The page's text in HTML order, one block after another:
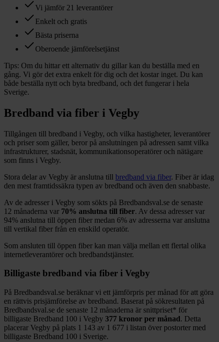
Vi jämför 21 leverantörer
Enkelt och gratis
Bästa priserna
Oberoende jämförelsetjänst
Tips: Om du hittar ett alternativ du gillar kan du beställa med en
gång. Vi gör det extra enkelt för dig och det kostar inget. Du kan
både beställa nytt och byta bredband, och det fungerar i hela
Sverige.
Bredband via fiber i Vegby
Tillgången till bredband i Vegby, och vilka hastigheter, leverantörer
och priser som gäller, beror på anslutningen på adressen samt vilka
infrastrukturer, stadsnät, kommunikationsoperatörer och nätägare
som finns i Vegby.
Stora delar av Vegby är anslutna till bredband via fiber. Fiber är idag
den mest framtidssäkra typen av bredband och även den snabbaste.
Av de adresser i Vegby som sökts på Bredbandsval.se de senaste
12 månaderna var 70% anslutna till fiber. Av dessa adresser var
94% anslutna till öppen fiber medan 6% av adresserna var anslutna
till vertikal fiber från en enskild operatör.
Som ansluten till öppen fiber kan man välja mellan ett flertal olika
internetleverantörer och bredbandstjänster.
Billigaste bredband via fiber i Vegby
På Bredbandsval.se beräknar vi ett jämförpris per månad för att göra
en rättvis prisjämförelse av bredband. Baserat på sökresultaten på
Bredbandsval.se de senaste 12 månaderna är snittpriset* för
billigaste Bredband 100 i Vegby 377 kronor per månad. Detta
placerar Vegby på plats 1 143 av 1 677 i listan över postorter med
billigaste Bredband 100 i Sverige.